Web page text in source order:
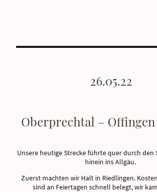
26.05.22
Oberprechtal – Offingen
Unsere heutige Strecke führte quer durch den
hinein ins Allgäu.
Zuerst machten wir Halt in Riedlingen.
sind an Feiertagen schnell belegt, wir